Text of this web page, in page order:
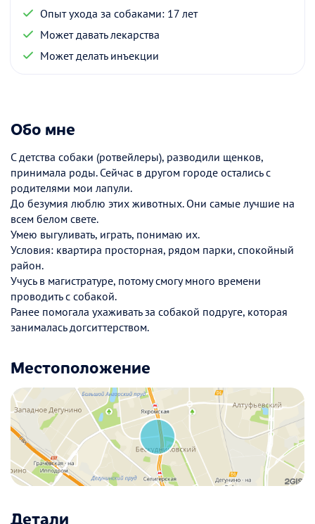
Опыт ухода за собаками: 17 лет
Может давать лекарства
Может делать инъекции
Обо мне
С детства собаки (ротвейлеры), разводили щенков,
принимала роды. Сейчас в другом городе остались с
родителями мои лапули.
До безумия люблю этих животных. Они самые лучшие на
всем белом свете.
Умею выгуливать, играть, понимаю их.
Условия: квартира просторная, рядом парки, спокойный
район.
Учусь в магистратуре, потому смогу много времени
проводить с собакой.
Ранее помогала ухаживать за собакой подруге, которая
занималась догситтерством.
Местоположение
Детали